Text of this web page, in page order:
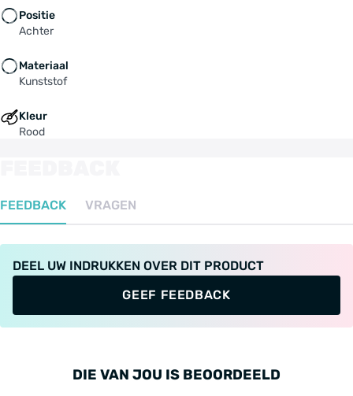
Positie
Achter
Materiaal
Kunststof
Kleur
Rood
FEEDBACK VRAGEN
DEEL UW INDRUKKEN OVER DIT PRODUCT
GEEF FEEDBACK
DIE VAN JOU IS BEOORDEELD